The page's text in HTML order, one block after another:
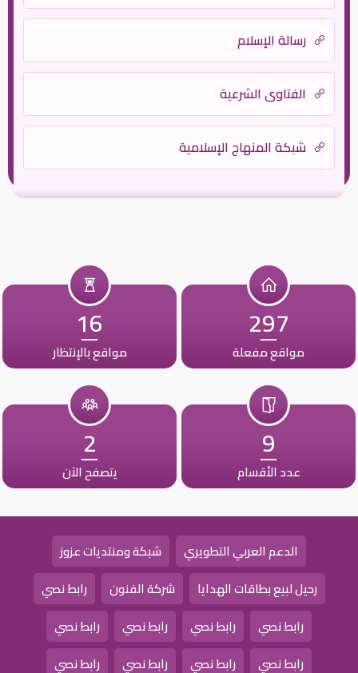
رسالة الإسلام
الفتاوى الشرعية
شبكة المنهاج الإسلامية
297
مواقع مفعلة
16
مواقع بالإنتظار
9
عدد الأقسام
2
يتصفح الآن
الدعم العربي التطويري
شبكة ومنتديات عزوز
رحيل لبيع بطاقات الهدايا
شركة الفنون
رابط نصي
رابط نصي
رابط نصي رابط نصي
رابط نصي
رابط نصي
رابط نصي رابط نصي رابط نصي